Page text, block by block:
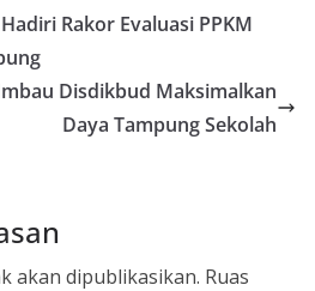
Rakor Evaluasi PPKM
Disdikbud Maksimalkan
Daya Tampung Sekolah
akan dipublikasikan. Ruas